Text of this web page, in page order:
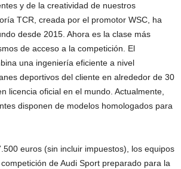
y de la creatividad de nuestros
TCR, creada por el promotor WSC, ha
desde 2015. Ahora es la clase más
de acceso a la competición. El
una ingeniería eficiente a nivel
deportivos del cliente en alrededor de 30
licencia oficial en el mundo. Actualmente,
disponen de modelos homologados para
euros (sin incluir impuestos), los equipos
de Audi Sport preparado para la